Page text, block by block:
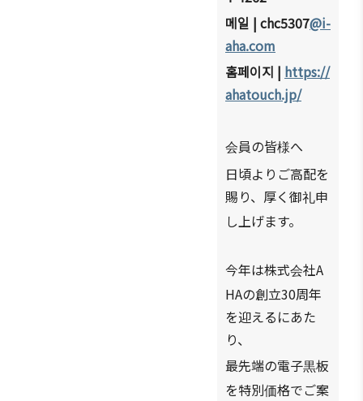
메일 | chc5307@i-
aha.com
홈페이지 | https://
ahatouch.jp/
会員の皆様へ
日頃よりご高配を
賜り、厚く御礼申
し上げます。
今年は株式会社A
HAの創立30周年
を迎えるにあた
り、
最先端の電子黒板
を特別価格でご案